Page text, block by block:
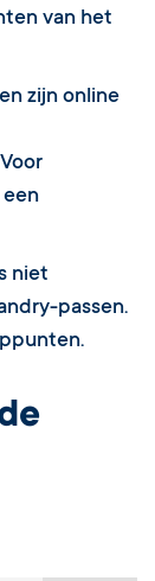
van het
zijn online
niet
passen.